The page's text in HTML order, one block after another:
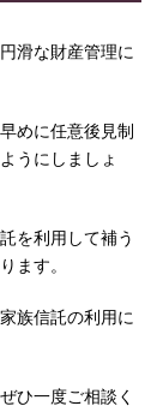
滑な財産管理に
めに任意後見制
うにしましょ
を利用して補う
ます。
族信託の利用に
ひ一度ご相談く